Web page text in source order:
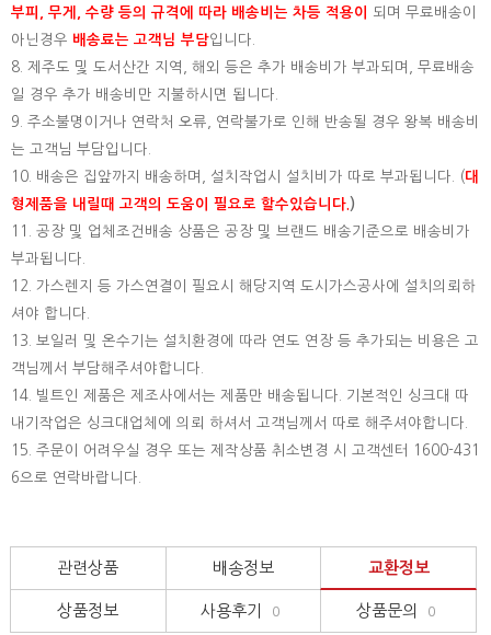
부피, 무게, 수량 등의 규격에 따라 배송비는 차등 적용이
되며 무료배송이
아닌경우 배송료는 고객님 부담입니다.
8. 제주도 및 도서산간 지역, 해외 등은 추가 배송비가 부과되며, 무료배송
일 경우 추가 배송비만 지불하시면 됩니다.
9. 주소불명이거나 연락처 오류, 연락불가로 인해 반송될 경우 왕복 배송비
는 고객님 부담입니다.
10. 배송은 집앞까지 배송하며, 설치작업시 설치비가 따로 부과됩니다. (대
형제품을 내릴때 고객의 도움이 필요로 할수있습니다. )
11. 공장 및 업체조건배송 상품은 공장 및 브랜드 배송기준으로 배송비가
부과됩니다.
12. 가스렌지 등 가스연결이 필요시 해당지역 도시가스공사에 설치의뢰하
셔야 합니다.
13. 보일러 및 온수기는 설치환경에 따라 연도 연장 등 추가되는 비용은 고
객님께서 부담해주셔야합니다.
14. 빌트인 제품은 제조사에서는 제품만 배송됩니다. 기본적인 싱크대 따
내기작업은 싱크대업체에 의뢰 하셔서 고객님께서 따로 해주셔야합니다.
15. 주문이 어려우실 경우 또는 제작상품 취소변경 시 고객센터 1600-431
6으로 연락바랍니다.
관련상품 배송정보 교환정보
상품정보 사용후기 0 상품문의 0